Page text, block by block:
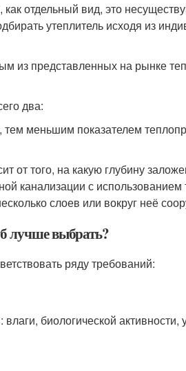
как отдельный вид, это
утеплитель исходя из
из представленных на рынке
два:
меньшим показателем
от того, на какую глубину
канализации с использованием
слоев или вокруг неё
лучше выбрать?
ряду требований:
биологической активности,